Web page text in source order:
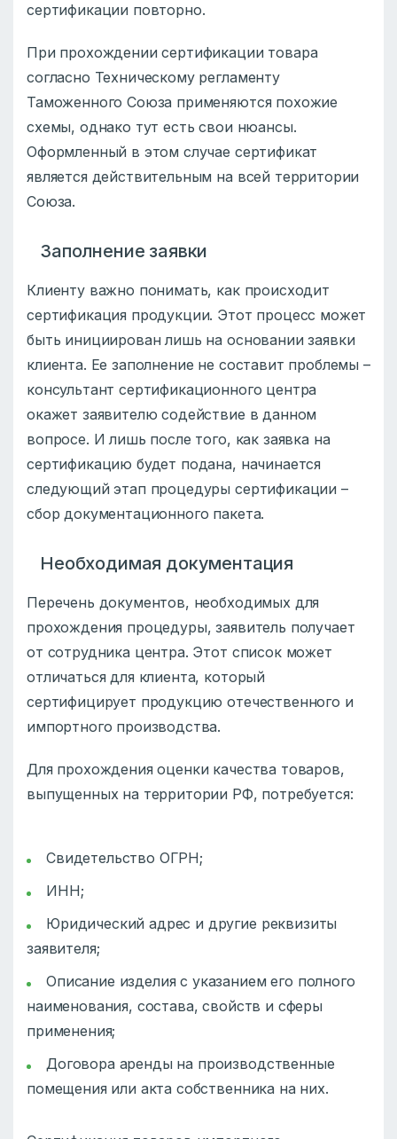
сертификации повторно.
При прохождении сертификации товара
согласно Техническому регламенту
Таможенного Союза применяются похожие
схемы, однако тут есть свои нюансы.
Оформленный в этом случае сертификат
является действительным на всей территории
Союза.
Заполнение заявки
Клиенту важно понимать, как происходит
сертификация продукции. Этот процесс может
быть инициирован лишь на основании заявки
клиента. Ее заполнение не составит проблемы –
консультант сертификационного центра
окажет заявителю содействие в данном
вопросе. И лишь после того, как заявка на
сертификацию будет подана, начинается
следующий этап процедуры сертификации –
сбор документационного пакета.
Необходимая документация
Перечень документов, необходимых для
прохождения процедуры, заявитель получает
от сотрудника центра. Этот список может
отличаться для клиента, который
сертифицирует продукцию отечественного и
импортного производства.
Для прохождения оценки качества товаров,
выпущенных на территории РФ, потребуется:
Свидетельство ОГРН;
ИНН;
Юридический адрес и другие реквизиты
заявителя;
Описание изделия с указанием его полного
наименования, состава, свойств и сферы
применения;
Договора аренды на производственные
помещения или акта собственника на них.